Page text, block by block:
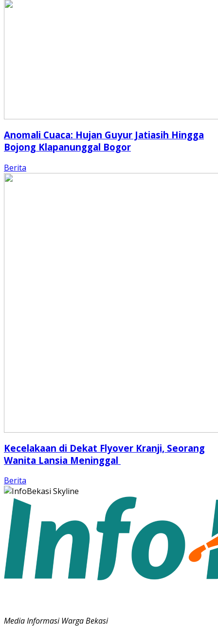
Anomali Cuaca: Hujan Guyur Jatiasih Hingga
Bojong Klapanunggal Bogor
Berita
Kecelakaan di Dekat Flyover Kranji, Seorang
Wanita Lansia Meninggal
Berita
Media Informasi Warga Bekasi